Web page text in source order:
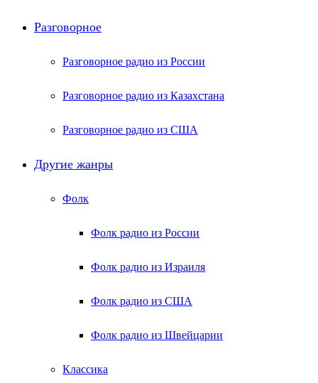
Разговорное
Разговорное радио из России
Разговорное радио из Казахстана
Разговорное радио из США
Другие жанры
Фолк
Фолк радио из России
Фолк радио из Израиля
Фолк радио из США
Фолк радио из Швейцарии
Классика